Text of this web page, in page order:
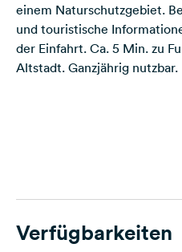
einem Naturschutzgebiet.
und touristische
der Einfahrt. Ca. 5 Min. zu
Altstadt. Ganzjährig nutzbar.
Verfügbarkeiten